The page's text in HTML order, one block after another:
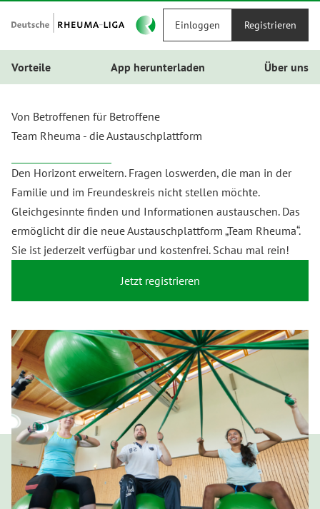
Vorteile App herunterladen Über uns
Einloggen Registrieren
Von Betroffenen für Betroffene
Team Rheuma - die Austauschplattform
Den Horizont erweitern. Fragen loswerden, die man in der
Familie und im Freundeskreis nicht stellen möchte.
Gleichgesinnte finden und Informationen austauschen. Das
ermöglicht dir die neue Austauschplattform „Team Rheuma“.
Sie ist jederzeit verfügbar und kostenfrei. Schau mal rein!
Jetzt registrieren